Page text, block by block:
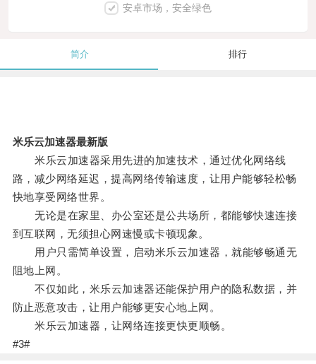
安卓市场，安全绿色
简介 排行
米乐云加速器最新版
米乐云加速器采用先进的加速技术，通过优化网络线
路，减少网络延迟，提高网络传输速度，让用户能够轻松畅
快地享受网络世界。
无论是在家里、办公室还是公共场所，都能够快速连接
到互联网，无须担心网速慢或卡顿现象。
用户只需简单设置，启动米乐云加速器，就能够畅通无
阻地上网。
不仅如此，米乐云加速器还能保护用户的隐私数据，并
防止恶意攻击，让用户能够更安心地上网。
米乐云加速器，让网络连接更快更顺畅。
#3#